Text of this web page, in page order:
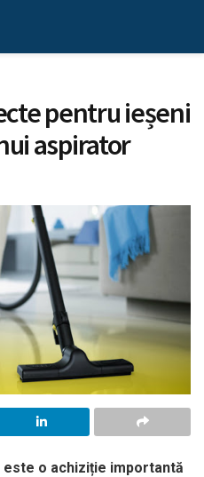
pentru ieșeni
aspirator
o achiziție importantă